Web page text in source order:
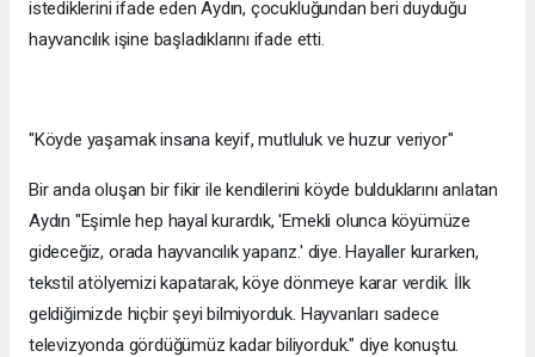
istediklerini ifade eden Aydın, çocukluğundan beri duyduğu
hayvancılık işine başladıklarını ifade etti.
"Köyde yaşamak insana keyif, mutluluk ve huzur veriyor"
Bir anda oluşan bir fikir ile kendilerini köyde bulduklarını anlatan
Aydın "Eşimle hep hayal kurardık, 'Emekli olunca köyümüze
gideceğiz, orada hayvancılık yaparız.' diye. Hayaller kurarken,
tekstil atölyemizi kapatarak, köye dönmeye karar verdik. İlk
geldiğimizde hiçbir şeyi bilmiyorduk. Hayvanları sadece
televizyonda gördüğümüz kadar biliyorduk." diye konuştu.